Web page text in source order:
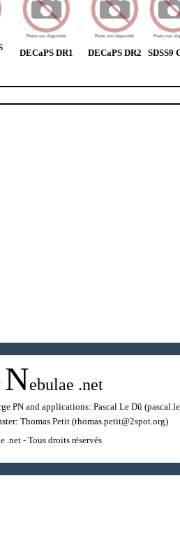
DECaPS DR1 DECaPS DR2 SDSS9
Nebulae .net
PN and applications: Pascal Le Dû
Thomas Petit(thomas.petit@2spot.org)
.net - Tous droits réservés